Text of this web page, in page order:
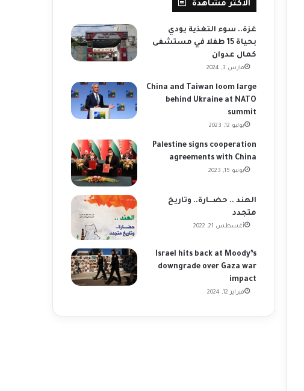
الاكثر مشاهدة
غزة.. سوء التغذية يودي
بحياة 15 طفلا في مستشفى
كمال عدوان
مارس 3, 2024
China and Taiwan loom large
behind Ukraine at NATO
summit
يوليو 12, 2023
Palestine signs cooperation
agreements with China
يونيو 15, 2023
الهند .. حضـــارة.. وتاريخ
متجدد
أغسطس 21, 2022
Israel hits back at Moody’s
downgrade over Gaza war
impact
فبراير 12, 2024